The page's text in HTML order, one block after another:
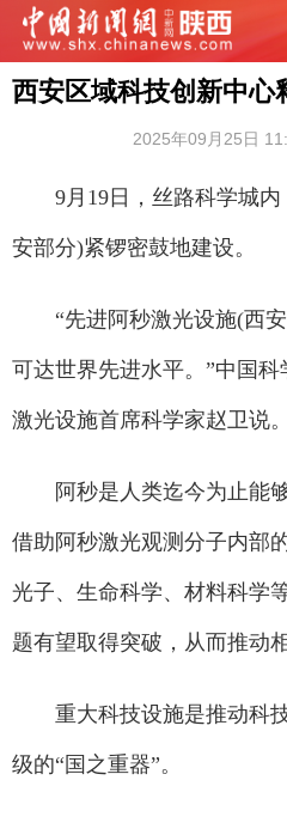
西安区域科技创新中心
2025年09月25日
9月19日，丝路科学城内
安部分)紧锣密鼓地建设。
“先进阿秒激光设施(西安
可达世界先进水平。”中国
激光设施首席科学家赵卫说。
阿秒是人类迄今为止能够
借助阿秒激光观测分子内部
光子、生命科学、材料科学
题有望取得突破，从而推动
重大科技设施是推动科技
级的“国之重器”。